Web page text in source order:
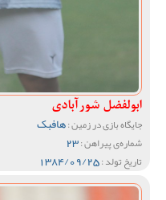
ابولفضل شورآبادی
جایگاه بازی در زمین :هافبک
شماره‌ی پیراهن :23
تاریخ تولد :1384/09/25